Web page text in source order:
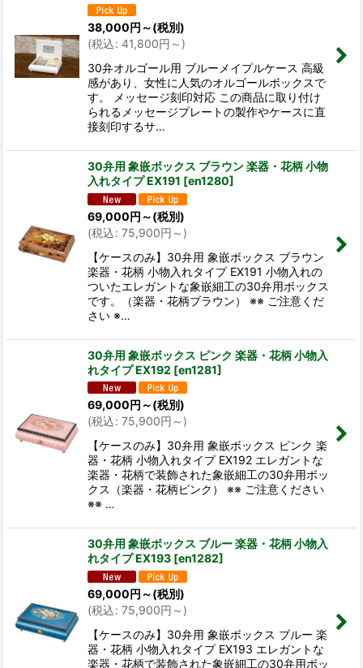
38,000円 ～(税別)
(税込: 41,800円 ～ )
30弁オルゴール用 ブルーメイプルケース 高級
感があり、女性に人気のオルゴールボックスで
す。 メッセージ刻印対応 この商品に取り付け
られるメッセージプレートの製作やケースに直
接刻印するサ…
30弁用 象嵌ボックス ブラウン 楽器・花柄 小物
入れタイプ EX191 [en1280]
69,000円 ～(税別)
(税込: 75,900円 ～ )
【ケースのみ】30弁用 象嵌ボックス ブラウン
楽器・花柄 小物入れタイプ EX191 小物入れの
ついたエレガントな象嵌細工の30弁用ボックス
です。（楽器・花柄ブラウン） ※※ ご注意くだ
さい ※…
30弁用 象嵌ボックス ピンク 楽器・花柄 小物入
れタイプ EX192 [en1281]
69,000円 ～(税別)
(税込: 75,900円 ～ )
【ケースのみ】30弁用 象嵌ボックス ピンク 楽
器・花柄 小物入れタイプ EX192 エレガントな
楽器・花柄で装飾された象嵌細工の30弁用ボッ
クス（楽器・花柄ピンク） ※※ ご注意ください
※※ …
30弁用 象嵌ボックス ブルー 楽器・花柄 小物入
れタイプ EX193 [en1282]
69,000円 ～(税別)
(税込: 75,900円 ～ )
【ケースのみ】30弁用 象嵌ボックス ブルー 楽
器・花柄 小物入れタイプ EX193 エレガントな
楽器・花柄で装飾された象嵌細工の30弁用ボッ